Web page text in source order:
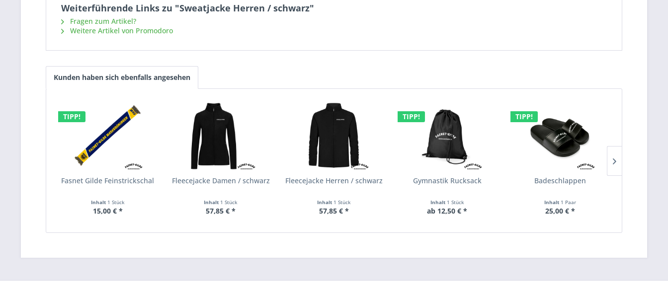
Weiterführende Links zu "Sweatjacke Herren / schwarz"
Fragen zum Artikel?
Weitere Artikel von Promodoro
Kunden haben sich ebenfalls angesehen
TIPP!
Fasnet Gilde Feinstrickschal
Inhalt 1 Stück
15,00 € *
Fleecejacke Damen / schwarz
Inhalt 1 Stück
57,85 € *
Fleecejacke Herren / schwarz
Inhalt 1 Stück
57,85 € *
TIPP!
Gymnastik Rucksack
Inhalt 1 Stück
ab 12,50 € *
TIPP!
Badeschlappen
Inhalt 1 Paar
25,00 € *